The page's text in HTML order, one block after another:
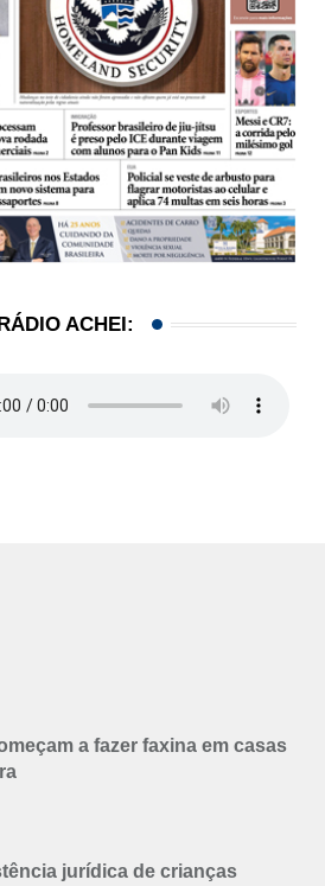
ACHEI:
a fazer faxina em casas
jurídica de crianças